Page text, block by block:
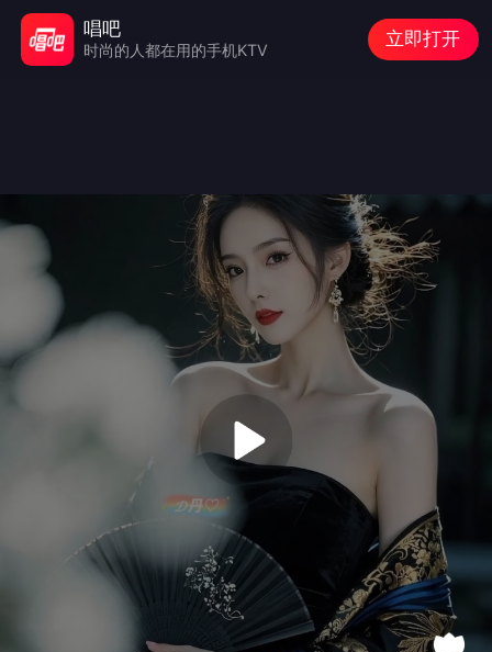
唱吧
时尚的人都在用的手机KTV
立即打开